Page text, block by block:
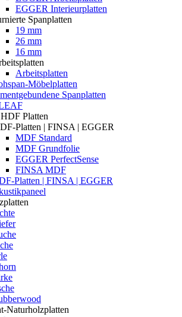
EGGER Interieurplatten
Spanplatten
19 mm
26 mm
16 mm
Arbeitsplatten
Möbelplatten
Spanplatten
Platten
Platten | FINSA | EGGER
MDF Standard
MDF Grundfolie
EGGER PerfectSense
FINSA MDF
Platten | FINSA | EGGER
Naturholzplatten